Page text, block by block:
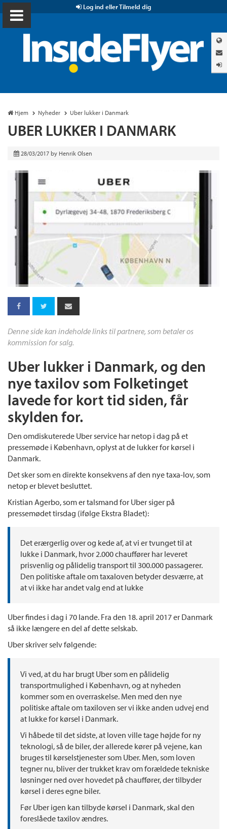
Log ind eller Tilmeld dig
Hjem Nyheder Uber lukker i Danmark
UBER LUKKER I DANMARK
28/03/2017 by Henrik Olsen
Denne side kan indeholde links til partnere, som betaler os
kommission for salg.
Uber lukker i Danmark, og den
nye taxilov som Folketinget
lavede for kort tid siden, får
skylden for.
Den omdiskuterede Uber service har netop i dag på et
pressemøde i København, oplyst at de lukker for kørsel i
Danmark.
Det sker som en direkte konsekvens af den nye taxa-lov, som
netop er blevet besluttet.
Kristian Agerbo, som er talsmand for Uber siger på
pressemødet tirsdag (ifølge Ekstra Bladet):
Det erærgerlig over og kede af, at vi er tvunget til at
lukke i Danmark, hvor 2.000 chauffører har leveret
prisvenlig og pålidelig transport til 300.000 passagerer.
Den politiske aftale om taxaloven betyder desværre, at
at vi ikke har andet valg end at lukke
Uber findes i dag i 70 lande. Fra den 18. april 2017 er Danmark
så ikke længere en del af dette selskab.
Uber skriver selv følgende:
Vi ved, at du har brugt Uber som en pålidelig
transportmulighed i København, og at nyheden
kommer som en overraskelse. Men med den nye
politiske aftale om taxiloven ser vi ikke anden udvej end
at lukke for kørsel i Danmark.
Vi håbede til det sidste, at loven ville tage højde for ny
teknologi, så de biler, der allerede kører på vejene, kan
bruges til kørselstjenester som Uber. Men, som loven
tegner nu, bliver der trukket krav om forældede tekniske
løsninger ned over hovedet på chauffører, der tilbyder
kørsel i deres egne biler.
Før Uber igen kan tilbyde kørsel i Danmark, skal den
foreslåede taxilov ændres.